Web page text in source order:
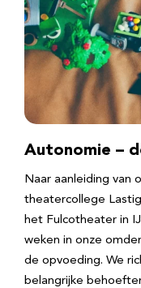
Autonomie –
Naar aanleiding van
theatercollege
het Fulcotheater in
weken in onze
de opvoeding. We
belangrijke